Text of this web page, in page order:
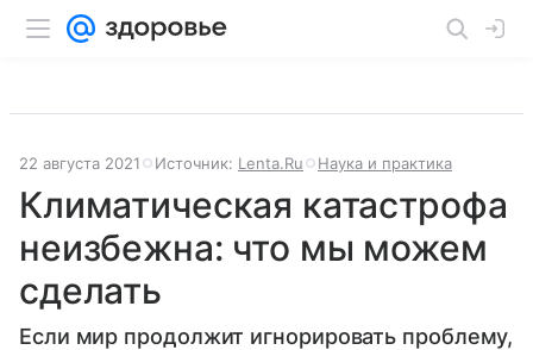
22 августа 2021 Источник: Lenta.Ru Наука и практика
Климатическая катастрофа
неизбежна: что мы можем
сделать
Если мир продолжит игнорировать проблему,